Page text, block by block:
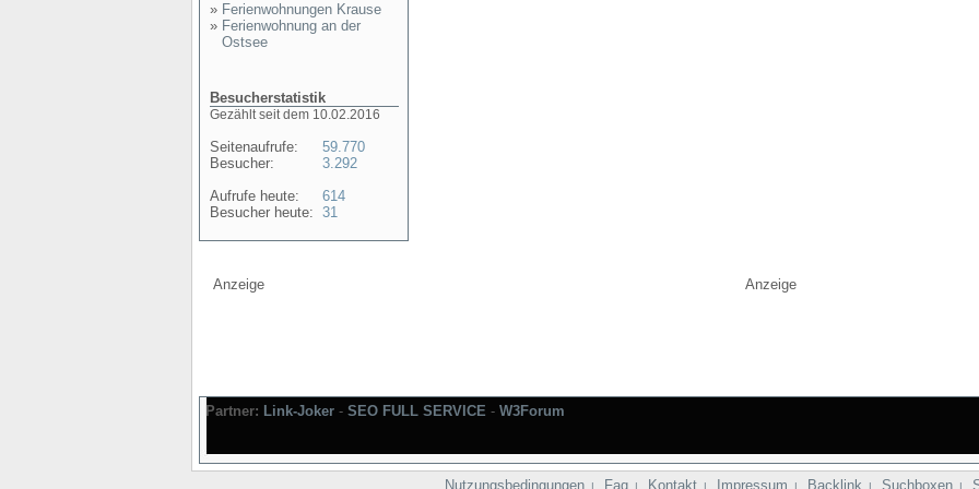
» Ferienwohnungen Krause
» Ferienwohnung an der
Ostsee
Besucherstatistik
Gezählt seit dem 10.02.2016
Seitenaufrufe:
Besucher:
Aufrufe heute:
Besucher heute:
59.770
3.292
614
31
Anzeige Anzeige
Partner: Link-Joker - SEO FULL SERVICE - W3Forum
Nutzungsbedingungen | Faq | Kontakt | Impressum | Backlink | Suchboxen |